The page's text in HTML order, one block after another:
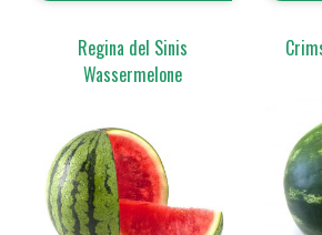
Regina del Sinis
Wassermelone